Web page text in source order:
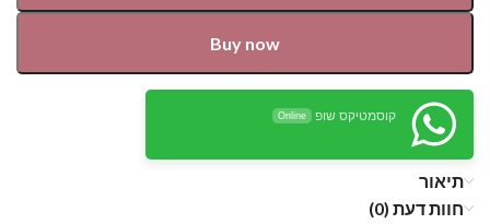
Buy now
קוסמטיקס שופ Online
תיאור
חוות דעת (0)